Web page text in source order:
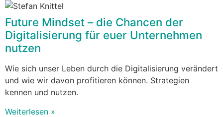
Future Mindset – die Chancen der
Digitalisierung für euer Unternehmen
nutzen
Wie sich unser Leben durch die Digitalisierung verändert
und wie wir davon profitieren können. Strategien
kennen und nutzen.
Weiterlesen »